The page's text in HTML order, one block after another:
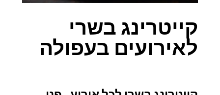
קייטרינג בשרי
לאירועים בעפולה